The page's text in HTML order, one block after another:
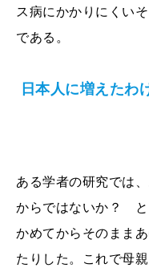
ス病にかかりにくい
である。
日本人に増えたわ
ある学者の研究では
からではないか？ と
かめてからそのまま
たりした。これで母